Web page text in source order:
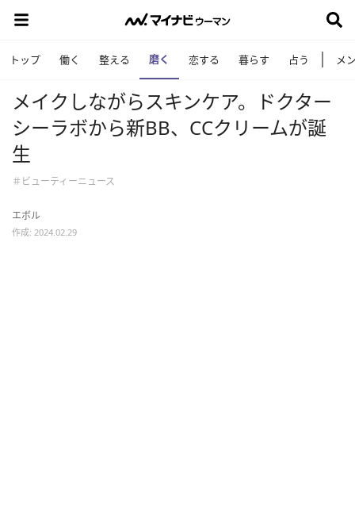
トップ 働く 整える 磨く 恋する 暮らす 占う メ
メイクしながらスキンケア。ドクター
シーラボから新BB、CCクリームが誕
生
＃ビューティーニュース
エボル
作成: 2024.02.29